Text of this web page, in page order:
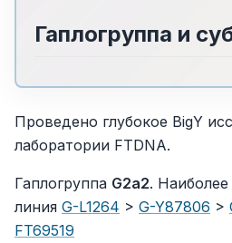
Гаплогруппа и
Проведено глубокое BigY
лаборатории FTDNA.
Гаплогруппа G2a2. Наиболее
линия G-L1264 > G-Y87806 >
FT69519